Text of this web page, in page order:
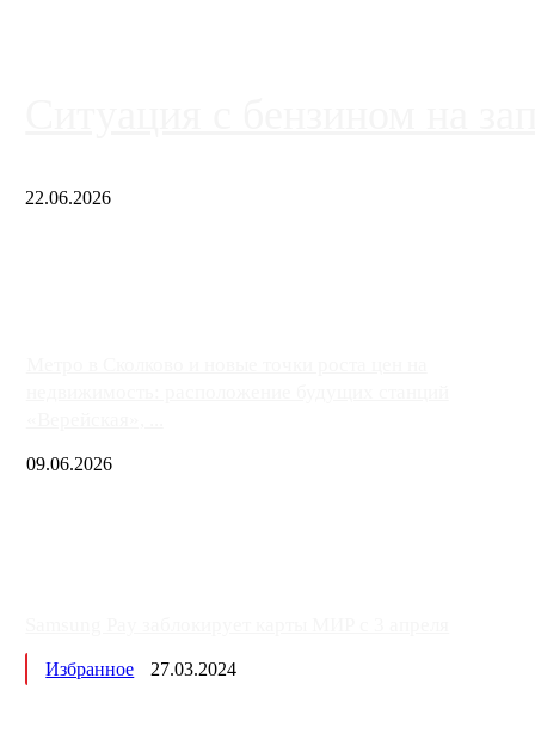
22.06.2026
09.06.2026
Избранное 27.03.2024